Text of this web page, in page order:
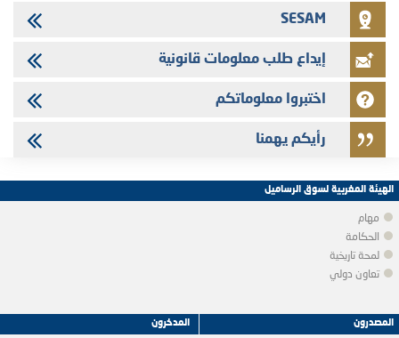
SESAM
إيداع طلب معلومات قانونية
اختبروا معلوماتكم
رأيكم يهمنا
الهيئة المغربية لسوق الرساميل
مهام
الحكامة
لمحة تاريخية
تعاون دولي
المدخرون المصدرون